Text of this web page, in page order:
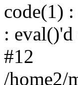
code(1)
:
#12
/home2/